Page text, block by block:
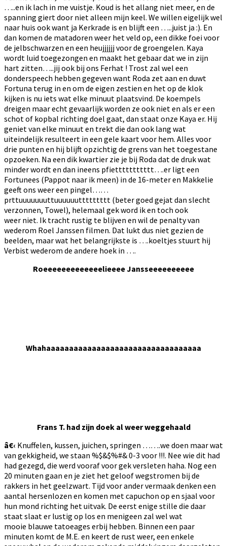
…..en ik lach in me vuistje. Koud is het allang niet meer, en de
spanning giert door niet alleen mijn keel. We willen eigelijk wel
naar huis ook want ja Kerkrade is en blijft een …..juist ja :). En
dan komen de matadoren weer het veld op, een dikke foei voor
de jelbschwarzen en een heujjjjjj voor de groengelen. Kaya
wordt luid toegezongen en maakt het gebaar dat we in zijn
hart zitten…..jij ook bij ons Ferhat ! Trost zal wel een
donderspeech hebben gegeven want Roda zet aan en duwt
Fortuna terug in en om de eigen zestien en het op de klok
kijken is nu iets wat elke minuut plaatsvind. De koempels
dreigen maar echt gevaarlijk worden ze ook niet en als er een
schot of kopbal richting doel gaat, dan staat onze Kaya er. Hij
geniet van elke minuut en trekt die dan ook lang wat
uiteindelijk resulteert in een gele kaart voor hem. Alles voor
drie punten en hij blijft opzichtig de grens van het toegestane
opzoeken. Na een dik kwartier zie je bij Roda dat de druk wat
minder wordt en dan ineens pfiettttttttttt….er ligt een
Fortunees (Pappot naar ik meen) in de 16-meter en Makkelie
geeft ons weer een pingel……
prttuuuuuuuttuuuuuuttttttttt (beter goed gejat dan slecht
verzonnen, Towel), helemaal gek word ik en toch ook
weer niet. Ik tracht rustig te blijven en wil de penalty van
wederom Roel Janssen filmen. Dat lukt dus niet gezien de
beelden, maar wat het belangrijkste is ….koeltjes stuurt hij
Verbist wederom de andere hoek in ….
Roeeeeeeeeeeeeelieeee Jansseeeeeeeeee
Whahaaaaaaaaaaaaaaaaaaaaaaaaaaaaaaaaaa
Frans T. had zijn doek al weer weggehaald
â€‹ Knuffelen, kussen, juichen, springen …….we doen maar wat
van gekkigheid, we staan %$&$%#& 0-3 voor !!!. Nee wie dit had
had gezegd, die werd vooraf voor gek versleten haha. Nog een
20 minuten gaan en je ziet het geloof wegstromen bij de
rakkers in het geelzwart. Tijd voor ander vermaak denken een
aantal hersenlozen en komen met capuchon op en sjaal voor
hun mond richting het uitvak. De eerst enige stille die daar
staat slaat er lustig op los en menigeen zal wel wat
mooie blauwe tatoeages erbij hebben. Binnen een paar
minuten komt de M.E. en keert de rust weer, een enkele